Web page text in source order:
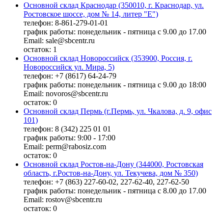
Основной склад Краснодар (350010, г. Краснодар, ул.
Ростовское шоссе, дом № 14, литер "Е")
телефон: 8-861-279-01-01
график работы: понедельник - пятница с 9.00 до 17.00
Email: sale@sbcentr.ru
остаток: 1
Основной склад Новороссийск (353900, Россия, г.
Новороссийск ул. Мира, 5)
телефон: +7 (8617) 64-24-79
график работы: понедельник - пятница с 9.00 до 18:00
Email: novoros@sbcentr.ru
остаток: 0
Основной склад Пермь (г.Пермь, ул. Чкалова, д. 9, офис
101)
телефон: 8 (342) 225 01 01
график работы: 9:00 - 17:00
Email: perm@rabosiz.com
остаток: 0
Основной склад Ростов-на-Дону (344000, Ростовская
область, г.Ростов-на-Дону, ул. Текучева, дом № 350)
телефон: +7 (863) 227-60-02, 227-62-40, 227-62-50
график работы: понедельник - пятница с 8.00 до 17.00
Email: rostov@sbcentr.ru
остаток: 0